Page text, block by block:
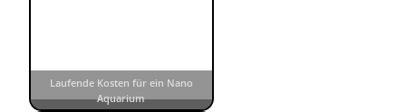
Laufende Kosten für ein Nano
Aquarium